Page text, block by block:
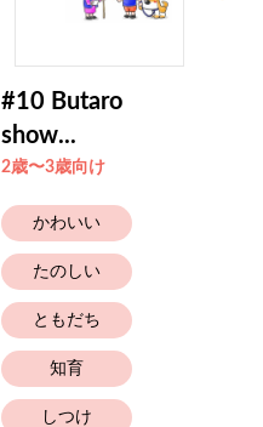
#10 Butaro
show...
2歳〜3歳向け
かわいい
たのしい
ともだち
知育
しつけ